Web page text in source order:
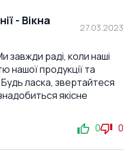
- Вікна
27.03.2023
завжди раді, коли наші
нашої продукції та
ласка, звертайтеся
якісне
0 0